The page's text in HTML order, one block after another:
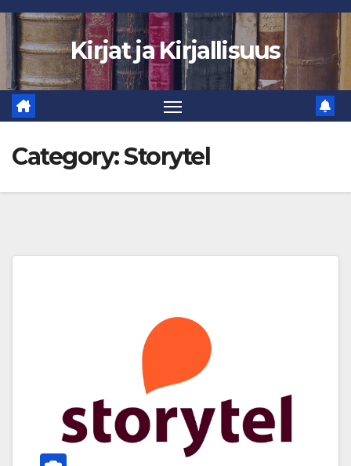
Skip
content
Kirjat ja Kirjallisuus
Category:Storytel